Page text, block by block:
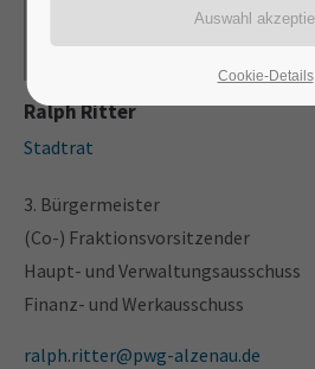
Ralph Ritter
Stadtrat
3. Bürgermeister
(Co-) Fraktionsvorsitzender
Haupt- und Verwaltungsausschuss
Finanz- und Werkausschuss
ralph.ritter@pwg-alzenau.de
Cookie-Details